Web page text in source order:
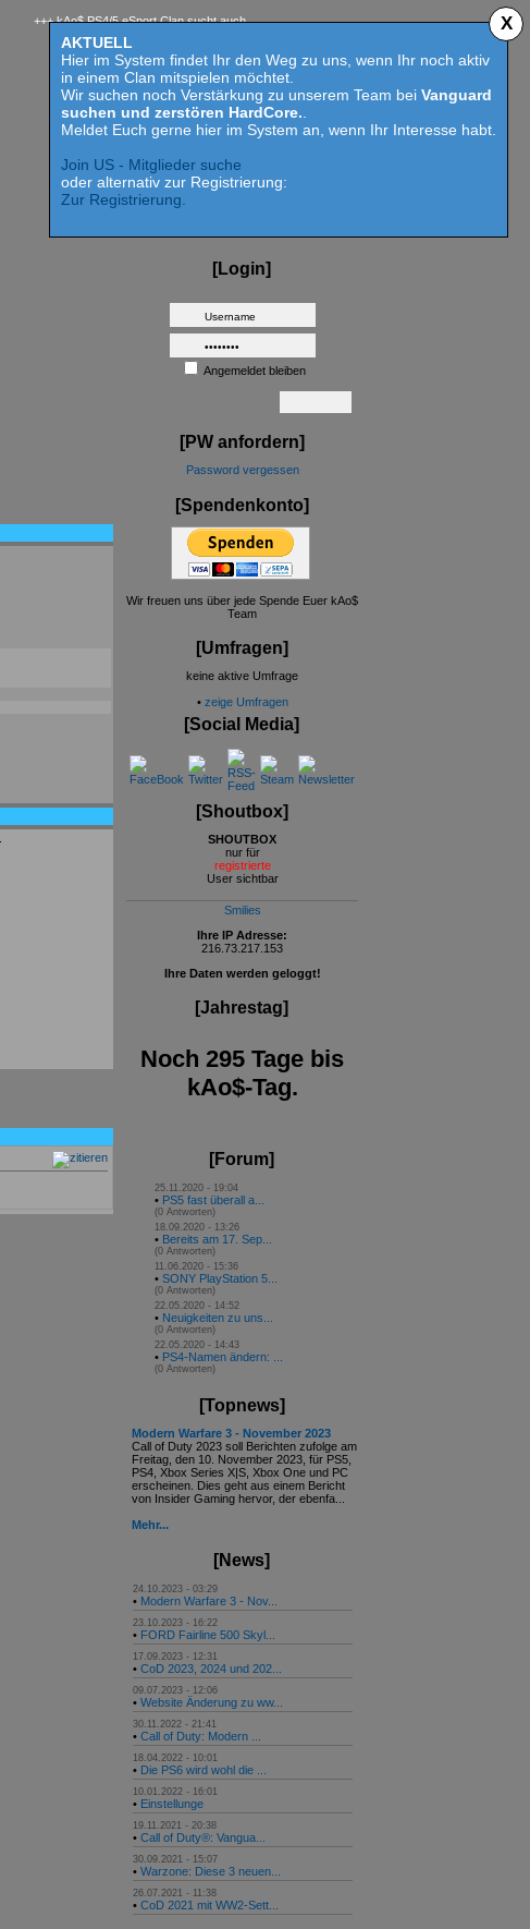
AKTUELL
Hier im System findet Ihr den Weg zu uns, wenn Ihr noch aktiv
in einem Clan mitspielen möchtet.
Wir suchen noch Verstärkung zu unserem Team bei Vanguard
suchen und zerstören HardCore.
Meldet Euch gerne hier im System an, wenn Ihr Interesse habt.
Join US - Mitglieder suche
oder alternativ zur Registrierung:
Zur Registrierung.
X
+++ kAo$ PS4/5 eSport Clan sucht auch 2023 Competition aktive Mitspieler für Call of Duty MW 2 -
[Login]
Angemeldet bleiben
[PW anfordern]
Password vergessen
[Spendenkonto]
Wir freuen uns über jede Spende Euer kAo$
Team
[Umfragen]
keine aktive Umfrage
• zeige Umfragen
[Social Media]
[Shoutbox]
SHOUTBOX
nur für
registrierte
User sichtbar
Smilies
Ihre IP Adresse:
216.73.217.153
Ihre Daten werden geloggt!
[Jahrestag]
Noch 295 Tage bis
kAo$-Tag.
[Forum]
25.11.2020 - 19:04
• PS5 fast überall a...
(0 Antworten)
18.09.2020 - 13:26
• Bereits am 17. Sep...
(0 Antworten)
11.06.2020 - 15:36
• SONY PlayStation 5...
(0 Antworten)
22.05.2020 - 14:52
• Neuigkeiten zu uns...
(0 Antworten)
22.05.2020 - 14:43
• PS4-Namen ändern: ...
(0 Antworten)
[Topnews]
Modern Warfare 3 - November 2023
Call of Duty 2023 soll Berichten zufolge am
Freitag, den 10. November 2023, für PS5,
PS4, Xbox Series X|S, Xbox One und PC
erscheinen. Dies geht aus einem Bericht
von Insider Gaming hervor, der ebenfa...
Mehr...
[News]
24.10.2023 - 03:29
• Modern Warfare 3 - Nov...
23.10.2023 - 16:22
• FORD Fairline 500 Skyl...
17.09.2023 - 12:31
• CoD 2023, 2024 und 202...
09.07.2023 - 12:06
• Website Änderung zu ww...
30.11.2022 - 21:41
• Call of Duty: Modern ...
18.04.2022 - 10:01
• Die PS6 wird wohl die ...
10.01.2022 - 16:01
• Einstellunge
19.11.2021 - 20:38
• Call of Duty®: Vangua...
30.09.2021 - 15:07
• Warzone: Diese 3 neuen...
26.07.2021 - 11:38
• CoD 2021 mit WW2-Sett...